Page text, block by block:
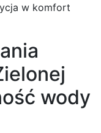
w komfort
wody